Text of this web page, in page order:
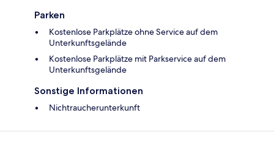
Parken
Kostenlose Parkplätze ohne Service auf dem
Unterkunftsgelände
Kostenlose Parkplätze mit Parkservice auf dem
Unterkunftsgelände
Sonstige Informationen
Nichtraucherunterkunft